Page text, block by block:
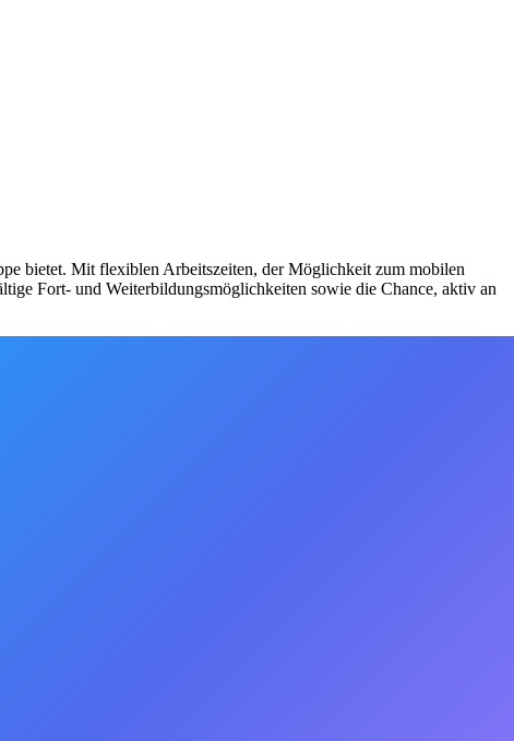
bietet. Mit flexiblen Arbeitszeiten, der Möglichkeit zum mobilen
Fort- und Weiterbildungsmöglichkeiten sowie die Chance, aktiv an